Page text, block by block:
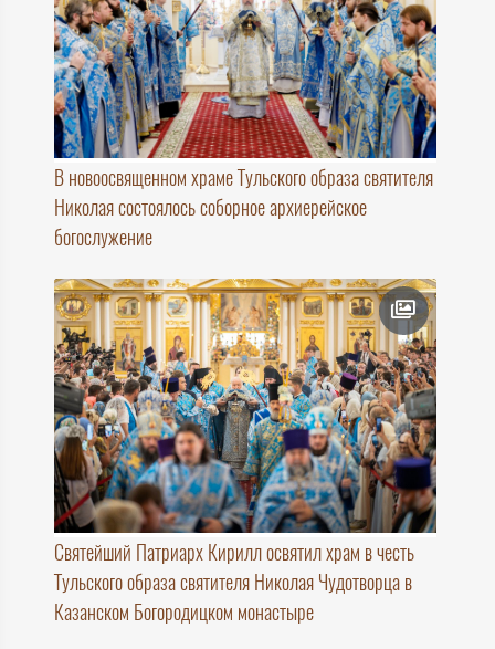
В новоосвященном храме Тульского образа святителя
Николая состоялось соборное архиерейское
богослужение
Святейший Патриарх Кирилл освятил храм в честь
Тульского образа святителя Николая Чудотворца в
Казанском Богородицком монастыре